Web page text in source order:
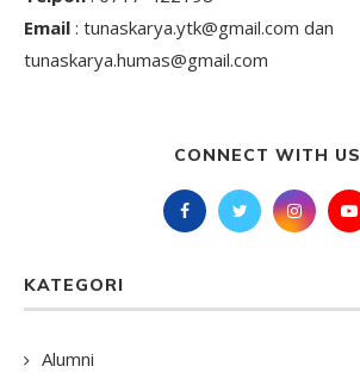
Email : tunaskarya.ytk@gmail.com dan
tunaskarya.humas@gmail.com
CONNECT WITH US
KATEGORI
Alumni